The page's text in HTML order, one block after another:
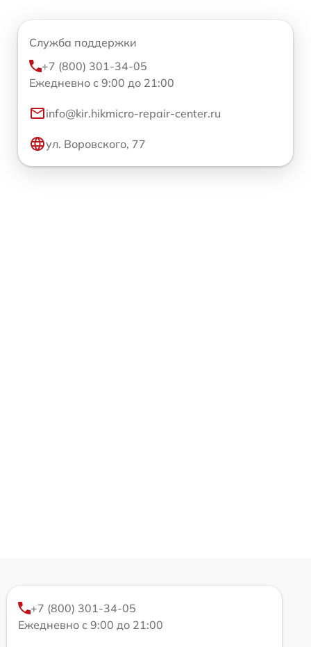
Служба поддержки
+7 (800) 301-34-05
Ежедневно с 9:00 до 21:00
info@kir.hikmicro-repair-center.ru
ул. Воровского, 77
+7 (800) 301-34-05
Ежедневно с 9:00 до 21:00